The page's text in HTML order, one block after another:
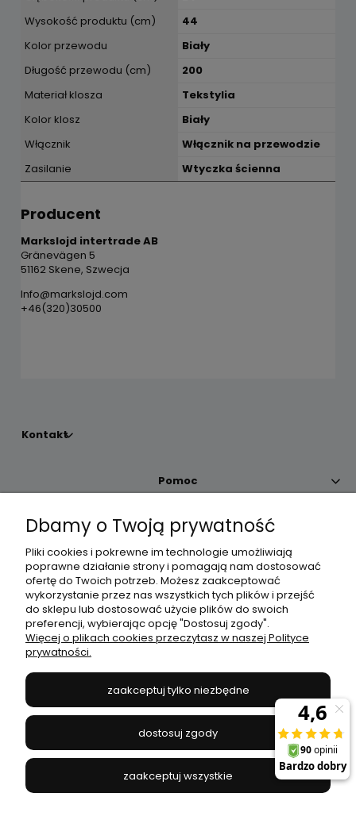
Wysokość produktu (cm)
44
Kolor przewodu
Biały
Długość przewodu (cm)
200
Materiał klosza
Tekstylia
Kolor klosz
Biały
Włącznik
Włącznik na przewodzie
Zasilanie
Wtyczka ścienna
Producent
Markslojd intertrade AB
Gränevägen 5
51162 Skene, Szwecja
Info@markslojd.com
+46(320)30500
Kontakt
Pomoc
Moje konto
Płatności i dostawa
Informacje
JANEX
669-050-03-43
504 545 749//E-mail:sklep@janexmarket.pl
Dbamy o Twoją prywatność
Pliki cookies i pokrewne im technologie umożliwiają
poprawne działanie strony i pomagają nam dostosować
ofertę do Twoich potrzeb. Możesz zaakceptować
wykorzystanie przez nas wszystkich tych plików i przejść
do sklepu lub dostosować użycie plików do swoich
preferencji, wybierając opcję "Dostosuj zgody".
Więcej o plikach cookies przeczytasz w naszej Polityce
prywatności.
zaakceptuj tylko niezbędne
dostosuj zgody
zaakceptuj wszystkie